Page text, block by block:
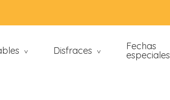
> Disfraces > Fechas
especiales